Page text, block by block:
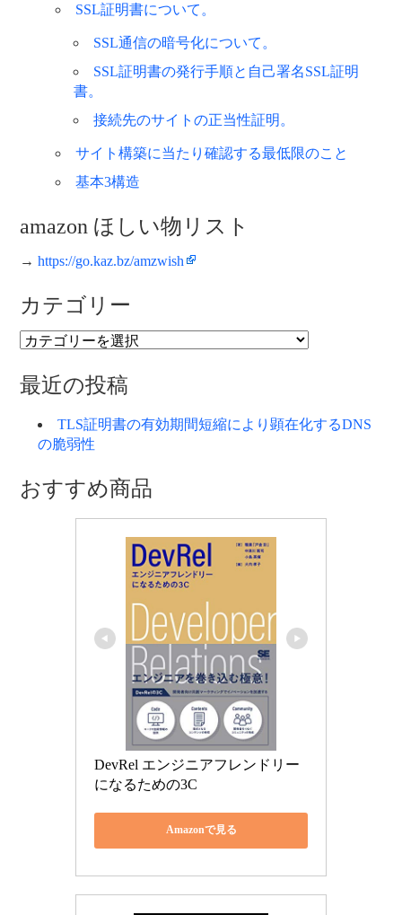
SSL証明書について。
SSL通信の暗号化について。
SSL証明書の発行手順と自己署名SSL証明
書。
接続先のサイトの正当性証明。
サイト構築に当たり確認する最低限のこと
基本3構造
amazon ほしい物リスト
→ https://go.kaz.bz/amzwish
カテゴリー
カ
ゴ
リ
最近の投稿
TLS証明書の有効期間短縮により顕在化するDNS
の脆弱性
おすすめ商品
DevRel エンジニアフレンドリー
になるための3C
Amazonで見る